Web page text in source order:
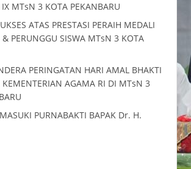
IX MTsN 3 KOTA PEKANBARU
ATAS PRESTASI PERAIH MEDALI
& PERUNGGU SISWA MTsN 3 KOTA
PERINGATAN HARI AMAL BHAKTI
KEMENTERIAN AGAMA RI DI MTsN 3
PURNABAKTI BAPAK Dr. H.